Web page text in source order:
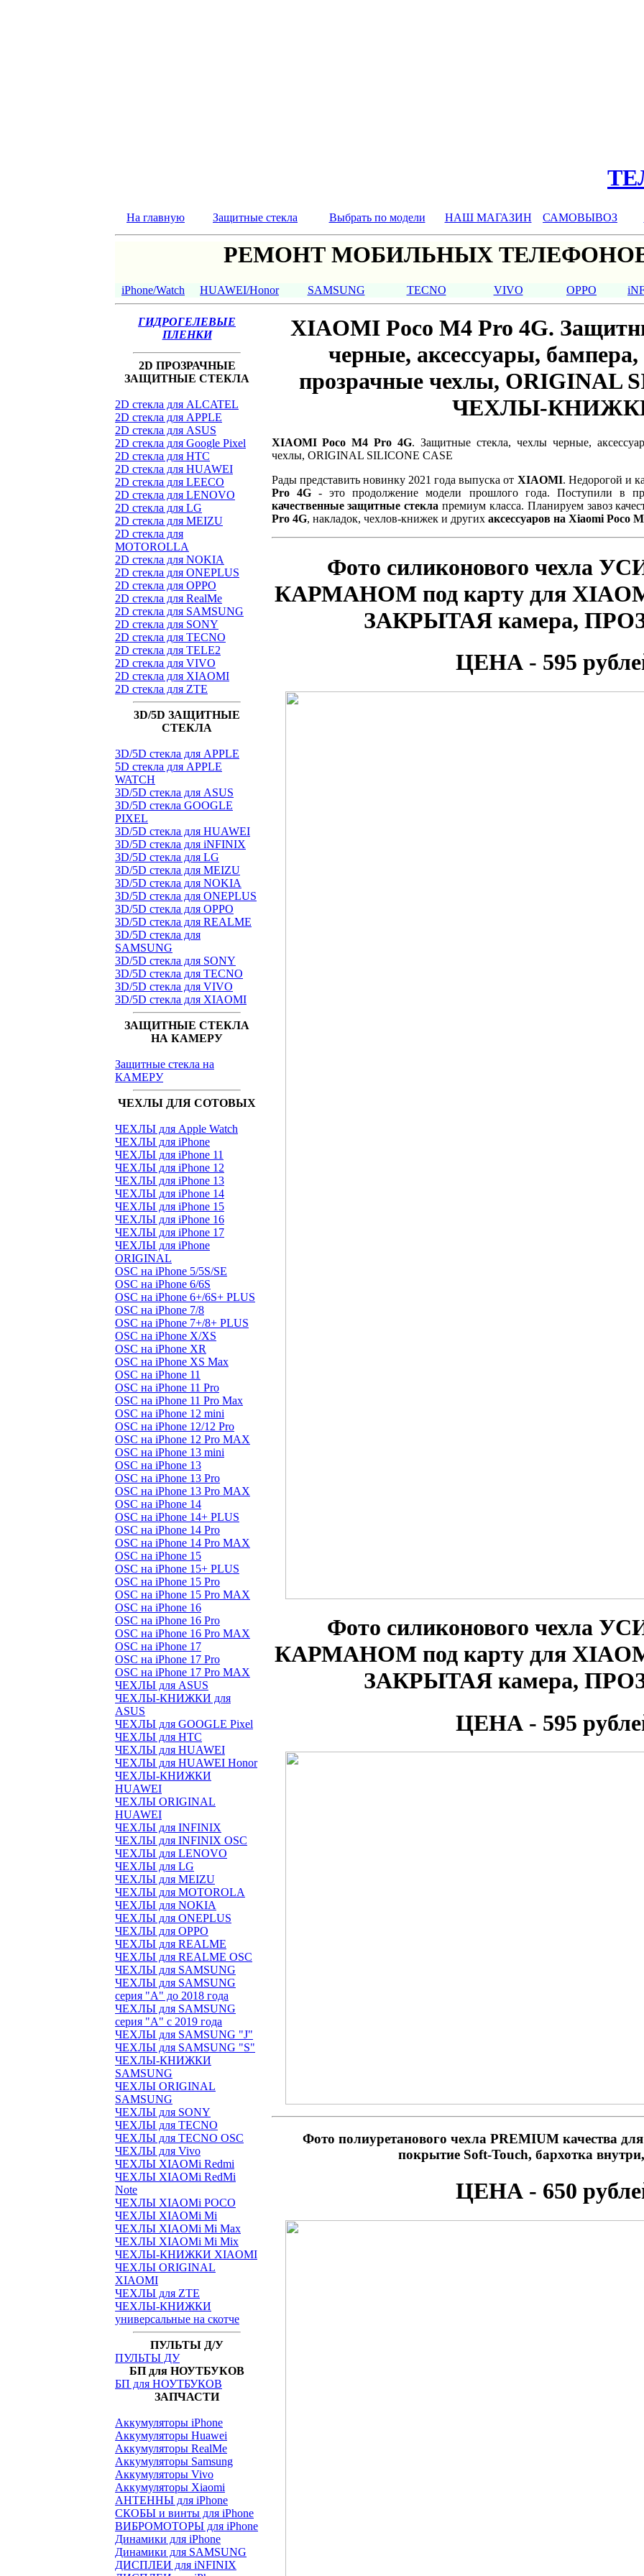
На главную Защитные стекла Выбрать по модели НАШ МАГАЗИН САМОВЫВОЗ
РЕМОНТ МОБИЛЬНЫХ
iPhone/Watch HUAWEI/Honor SAMSUNG TECNO VIVO OPPO
ГИДРОГЕЛЕВЫЕ
ПЛЕНКИ
2D ПРОЗРАЧНЫЕ
ЗАЩИТНЫЕ СТЕКЛА
2D стекла для ALCATEL
2D стекла для APPLE
2D стекла для ASUS
2D стекла для Google Pixel
2D стекла для HTC
2D стекла для HUAWEI
2D стекла для LEECO
2D стекла для LENOVO
2D стекла для LG
2D стекла для MEIZU
2D стекла для
MOTOROLLA
2D стекла для NOKIA
2D стекла для ONEPLUS
2D стекла для OPPO
2D стекла для RealMe
2D стекла для SAMSUNG
2D стекла для SONY
2D стекла для TECNO
2D стекла для TELE2
2D стекла для VIVO
2D стекла для XIAOMI
2D стекла для ZTE
3D/5D ЗАЩИТНЫЕ
СТЕКЛА
3D/5D стекла для APPLE
5D стекла для APPLE
WATCH
3D/5D стекла для ASUS
3D/5D стекла GOOGLE
PIXEL
3D/5D стекла для HUAWEI
3D/5D стекла для iNFINIX
3D/5D стекла для LG
3D/5D стекла для MEIZU
3D/5D стекла для NOKIA
3D/5D стекла для ONEPLUS
3D/5D стекла для OPPO
3D/5D стекла для REALME
3D/5D стекла для
SAMSUNG
3D/5D стекла для SONY
3D/5D стекла для TECNO
3D/5D стекла для VIVO
3D/5D стекла для XIAOMI
ЗАЩИТНЫЕ СТЕКЛА
НА КАМЕРУ
Защитные стекла на
КАМЕРУ
ЧЕХЛЫ ДЛЯ СОТОВЫХ
ЧЕХЛЫ для Apple Watch
ЧЕХЛЫ для iPhone
ЧЕХЛЫ для iPhone 11
ЧЕХЛЫ для iPhone 12
ЧЕХЛЫ для iPhone 13
ЧЕХЛЫ для iPhone 14
ЧЕХЛЫ для iPhone 15
ЧЕХЛЫ для iPhone 16
ЧЕХЛЫ для iPhone 17
ЧЕХЛЫ для iPhone
ORIGINAL
OSC на iPhone 5/5S/SE
OSC на iPhone 6/6S
OSC на iPhone 6+/6S+ PLUS
OSC на iPhone 7/8
OSC на iPhone 7+/8+ PLUS
OSC на iPhone X/XS
OSC на iPhone XR
OSC на iPhone XS Max
OSC на iPhone 11
OSC на iPhone 11 Pro
OSC на iPhone 11 Pro Max
OSC на iPhone 12 mini
OSC на iPhone 12/12 Pro
OSC на iPhone 12 Pro MAX
OSC на iPhone 13 mini
OSC на iPhone 13
OSC на iPhone 13 Pro
OSC на iPhone 13 Pro MAX
OSC на iPhone 14
OSC на iPhone 14+ PLUS
OSC на iPhone 14 Pro
OSC на iPhone 14 Pro MAX
OSC на iPhone 15
OSC на iPhone 15+ PLUS
OSC на iPhone 15 Pro
OSC на iPhone 15 Pro MAX
OSC на iPhone 16
OSC на iPhone 16 Pro
OSC на iPhone 16 Pro MAX
OSC на iPhone 17
OSC на iPhone 17 Pro
OSC на iPhone 17 Pro MAX
ЧЕХЛЫ для ASUS
ЧЕХЛЫ-КНИЖКИ для
ASUS
ЧЕХЛЫ для GOOGLE Pixel
ЧЕХЛЫ для HTC
ЧЕХЛЫ для HUAWEI
ЧЕХЛЫ для HUAWEI Honor
ЧЕХЛЫ-КНИЖКИ
HUAWEI
ЧЕХЛЫ ORIGINAL
HUAWEI
ЧЕХЛЫ для INFINIX
ЧЕХЛЫ для INFINIX OSC
ЧЕХЛЫ для LENOVO
ЧЕХЛЫ для LG
ЧЕХЛЫ для MEIZU
ЧЕХЛЫ для MOTOROLA
ЧЕХЛЫ для NOKIA
ЧЕХЛЫ для ONEPLUS
ЧЕХЛЫ для OPPO
ЧЕХЛЫ для REALME
ЧЕХЛЫ для REALME OSC
ЧЕХЛЫ для SAMSUNG
ЧЕХЛЫ для SAMSUNG
серия "A" до 2018 года
ЧЕХЛЫ для SAMSUNG
серия "A" с 2019 года
ЧЕХЛЫ для SAMSUNG "J"
ЧЕХЛЫ для SAMSUNG "S"
ЧЕХЛЫ-КНИЖКИ
SAMSUNG
ЧЕХЛЫ ORIGINAL
SAMSUNG
ЧЕХЛЫ для SONY
ЧЕХЛЫ для TECNO
ЧЕХЛЫ для TECNO OSC
ЧЕХЛЫ для Vivo
ЧЕХЛЫ XIAOMi Redmi
ЧЕХЛЫ XIAOMi RedMi
Note
ЧЕХЛЫ XIAOMi POCO
ЧЕХЛЫ XIAOMi Mi
ЧЕХЛЫ XIAOMi Mi Max
ЧЕХЛЫ XIAOMi Mi Mix
ЧЕХЛЫ-КНИЖКИ XIAOMI
ЧЕХЛЫ ORIGINAL
XIAOMI
ЧЕХЛЫ для ZTE
ЧЕХЛЫ-КНИЖКИ
универсальные на скотче
ПУЛЬТЫ Д/У
ПУЛЬТЫ ДУ
БП для НОУТБУКОВ
БП для НОУТБУКОВ
ЗАПЧАСТИ
Аккумуляторы iPhone
Аккумуляторы Huawei
Аккумуляторы RealMe
Аккумуляторы Samsung
Аккумуляторы Vivo
Аккумуляторы Xiaomi
АНТЕННЫ для iPhone
СКОБЫ и винты для iPhone
ВИБРОМОТОРЫ для iPhone
Динамики для iPhone
Динамики для SAMSUNG
ДИСПЛЕИ для iNFINIX
XIAOMI Poco M4 Pro 4G.
черные, аксессуары,
прозрачные чехлы, ORIGINAL
ЧЕХЛЫ-
XIAOMI Poco M4 Pro 4G. Защитные стекла, чехлы черные,
чехлы, ORIGINAL SILICONE CASE
Рады представить новинку 2021 года выпуска от XIAOMI. Недорогой и
Pro 4G- это продолжение модели прошлого года. Поступили в
качественные защитные стекла премиум класса. Планируем завоз
Pro 4G, накладок, чехлов-книжек и других аксессуаров на Xiaomi Poco
Фото силиконового чехла
КАРМАНОМ под карту для
ЗАКРЫТАЯ камера,
ЦЕНА - 595
Фото силиконового чехла
КАРМАНОМ под карту для
ЗАКРЫТАЯ камера,
ЦЕНА - 595
Фото полиуретанового чехла PREMIUM качества
покрытие Soft-Touch, бархотка
ЦЕНА - 650